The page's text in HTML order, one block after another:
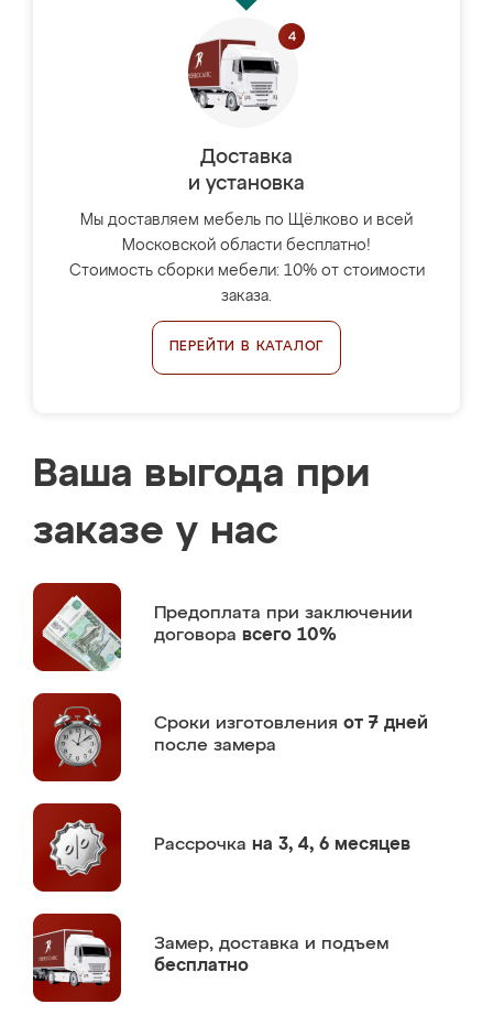
Доставка
и установка
Мы доставляем мебель по Щёлково и всей
Московской области бесплатно!
Стоимость сборки мебели: 10% от стоимости
заказа.
ПЕРЕЙТИ В КАТАЛОГ
Ваша выгода при
заказе у нас
Предоплата при заключении
договора всего 10%
Сроки изготовления от 7 дней
после замера
Рассрочка на 3, 4, 6 месяцев
Замер, доставка и подъем
бесплатно